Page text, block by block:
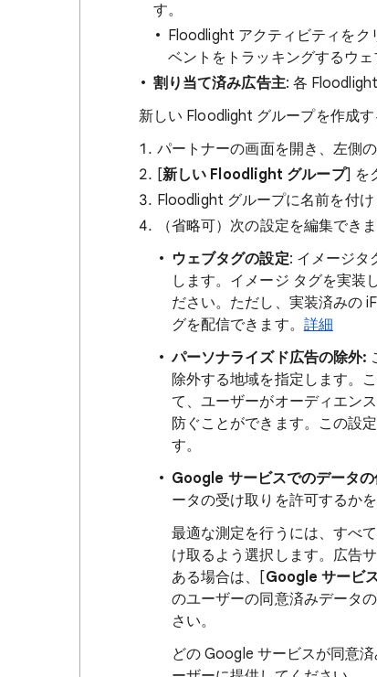
す。
Floodlight アクティビティをク
ベントをトラッキングするウ
割り当て済み広告主: 各
新しい Floodlight グループを作成す
パートナーの画面を開き、左側
[新しい Floodlight グループ] を
Floodlight グループに名前を付け
（省略可）次の設定を編集できま
ウェブタグの設定: イメージタ
します。イメージ タグを実装
ださい。ただし、実装済みの
グを配信できます。 詳細
パーソナライズド広告の除外:
除外する地域を指定します。
て、ユーザーがオーディエン
防ぐことができます。この設
す。
Google サービスでのデータ
ータの受け取りを許可するかを
最適な測定を行うには、すべ
け取るよう選択します。広告
ある場合は、[Google サービ
のユーザーの同意済みデータ
さい。
どの Google サービスが同意